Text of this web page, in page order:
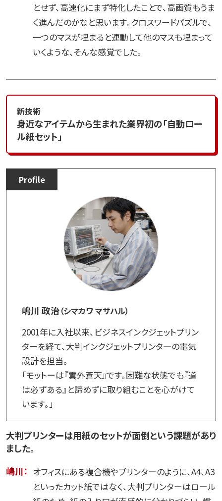
とせず、高速化にまず特化したことで、高画質もうま
く進んだのかなと思います。クロスワードパズルで、
一つのマスが埋まると連動して他のマスも埋まって
いくような、そんな感覚でした。
新技術
身近なアイテムから生まれた業界初の「自動ロー
ル紙セット」
Profile
嶋川 政治（シマカワ マサハル）
2001年に入社以来、ビジネスインクジェットプリン
ターを経て、大判インクジェットプリンタ―の電気
設計を担当。
「モットーは『雲外蒼天』です。困難な状態でも『道
は必ずある』と諦めずに取り組むことを心がけて
います。」
大判プリンターは用紙のセットが面倒という課題があり
ました。
嶋川： オフィスにある複合機やプリンターのように、A4、A3
といったカット紙ではなく、大判プリンターはロール